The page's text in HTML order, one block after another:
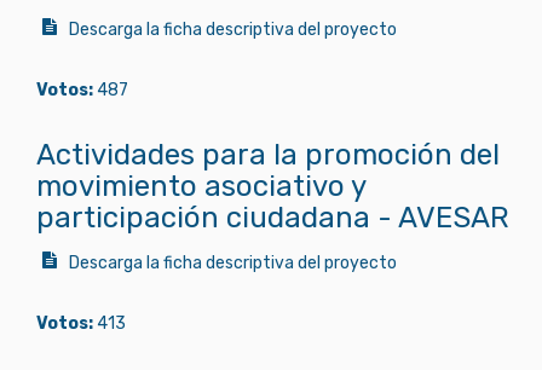
Descarga la ficha descriptiva del proyecto
Votos:487
Actividades para la promoción del
movimiento asociativo y
participación ciudadana - AVESAR
Descarga la ficha descriptiva del proyecto
Votos:413